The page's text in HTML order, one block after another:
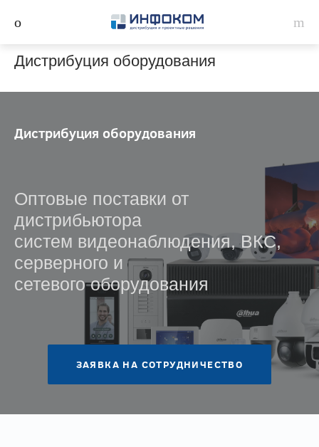
Дистрибуция оборудования
Дистрибуция оборудования
Оптовые поставки от
дистрибьютора
систем видеонаблюдения, ВКС,
серверного и
сетевого оборудования
ЗАЯВКА НА СОТРУДНИЧЕСТВО